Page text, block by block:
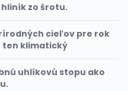
zo šrotu.
cieľov pre rok
ten klimatický
uhlíkovú stopu ako